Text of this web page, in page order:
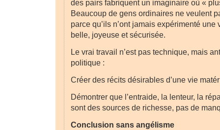
des pairs fabriquent un imaginaire où «
Beaucoup de gens ordinaires ne veulent
parce qu’ils n’ont jamais expérimenté
belle, joyeuse et sécurisée.
Le vrai travail n’est pas technique, mais
politique :
Créer des récits désirables d’une vie
Démontrer que l’entraide, la lenteur, la
sont des sources de richesse, pas de
Conclusion sans angélisme